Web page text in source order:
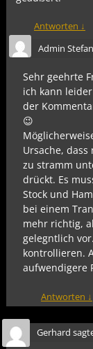
Antworten ↓
Admin
Sehr geehrte
ich kann
der
😉
Ursache,
zu stramm
drückt. Es
Stock und
bei einem
mehr richtig,
gelegntlich
kontrollieren.
aufwendigere
Antworten ↓
Gerhard